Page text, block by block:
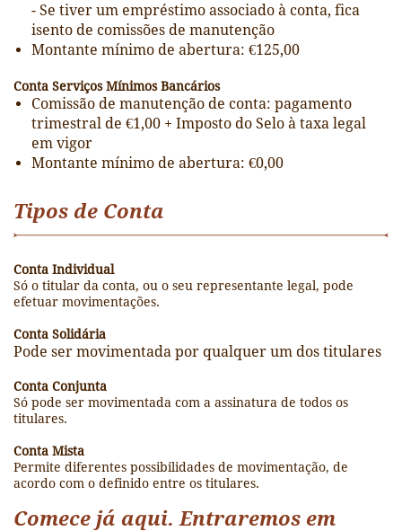
- Se tiver um empréstimo associado à conta, fica
isento de comissões de manutenção
Montante mínimo de abertura: €125,00
Conta Serviços Mínimos Bancários
Comissão de manutenção de conta: pagamento
trimestral de €1,00 + Imposto do Selo à taxa legal
em vigor
Montante mínimo de abertura: €0,00
Tipos de Conta
Conta Individual
Só o titular da conta, ou o seu representante legal, pode
efetuar movimentações.
Conta Solidária
Pode ser movimentada por qualquer um dos titulares
Conta Conjunta
Só pode ser movimentada com a assinatura de todos os
titulares.
Conta Mista
Permite diferentes possibilidades de movimentação, de
acordo com o definido entre os titulares.
Comece já aqui. Entraremos em